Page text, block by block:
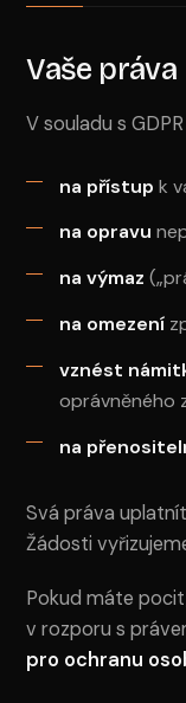
Vaše práva
V souladu s
na přístup k
na opravu
na výmaz
na omezení
vznést
oprávněného
na
Svá práva
Žádosti
Pokud máte
v rozporu s
pro ochranu